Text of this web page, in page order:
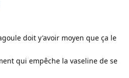
doit y'avoir moyen que ça le
qui empêche la vaseline de se